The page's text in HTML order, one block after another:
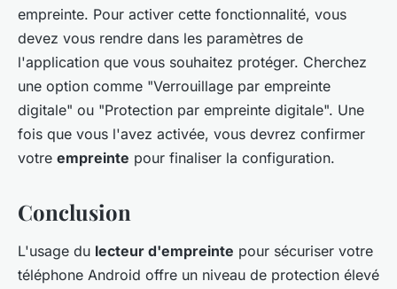
empreinte. Pour activer cette fonctionnalité, vous
devez vous rendre dans les paramètres de
l'application que vous souhaitez protéger. Cherchez
une option comme "Verrouillage par empreinte
digitale" ou "Protection par empreinte digitale". Une
fois que vous l'avez activée, vous devrez confirmer
votre empreinte pour finaliser la configuration.
Conclusion
L'usage du lecteur d'empreinte pour sécuriser votre
téléphone Android offre un niveau de protection élevé